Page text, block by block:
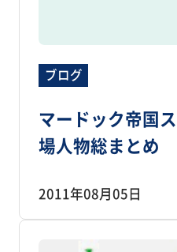
ブログ
マードック帝国
場人物総まとめ
2011年08月05日